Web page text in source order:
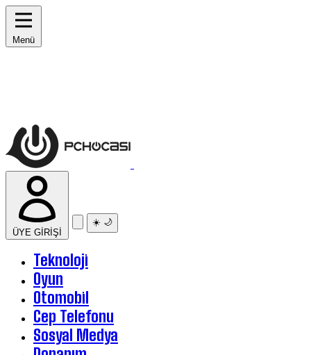
Menü
ÜYE GİRİŞİ
☀️ 🌙
Teknoloji
Oyun
Otomobil
Cep Telefonu
Sosyal Medya